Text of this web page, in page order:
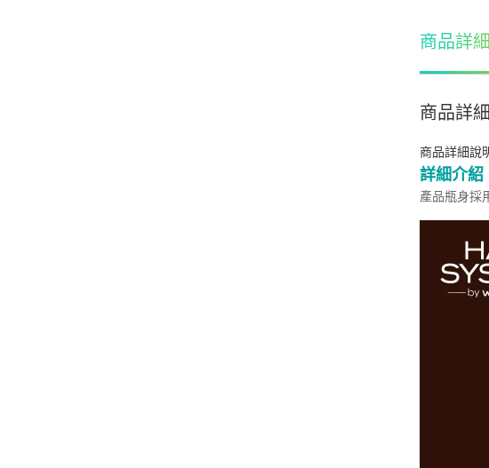
商品詳
商品詳
商品詳細說
詳細介紹
產品瓶身採